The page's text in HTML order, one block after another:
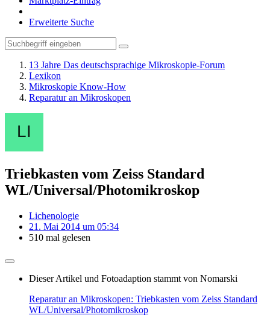
Erweiterte Suche
13 Jahre Das deutschsprachige Mikroskopie-Forum
Lexikon
Mikroskopie Know-How
Reparatur an Mikroskopen
Triebkasten vom Zeiss Standard
WL/Universal/Photomikroskop
Lichenologie
21. Mai 2014 um 05:34
510 mal gelesen
Dieser Artikel und Fotoadaption stammt von Nomarski
Reparatur an Mikroskopen: Triebkasten vom Zeiss Standard
WL/Universal/Photomikroskop